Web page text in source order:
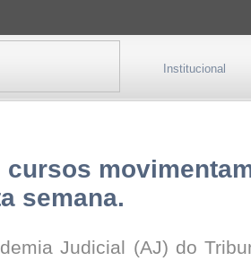
Institucional
cursos
semana.
Judicial (AJ) do